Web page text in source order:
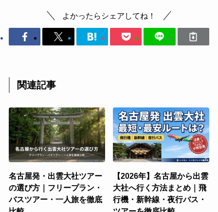
よかったらシェアしてね！
関連記事
名古屋発・出雲大社ツアー
の選び方｜フリープラン・
バスツアー・一人旅を徹底
【2026年】名古屋から出雲
大社へ行く方法まとめ｜飛
行機・新幹線・夜行バス・